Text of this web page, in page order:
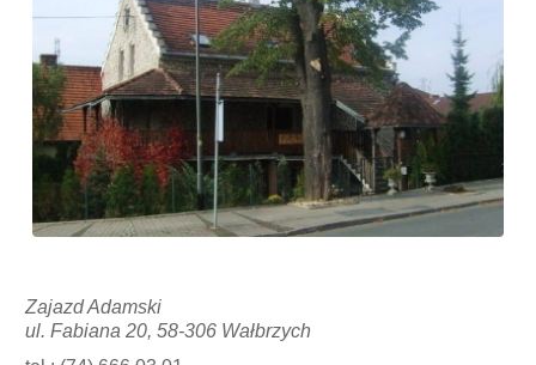
Zajazd Adamski
ul. Fabiana 20, 58-306 Wałbrzych